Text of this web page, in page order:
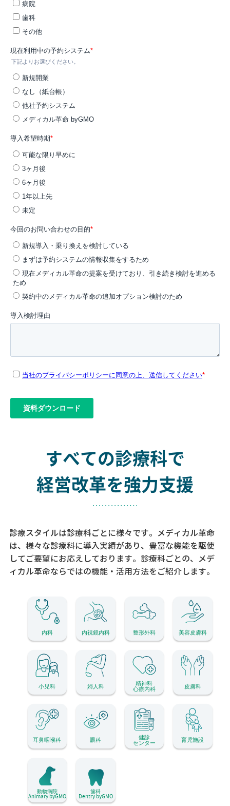
すべての診療科で
経営改革を強力支援
診療スタイルは診療科ごとに様々です。メディカル革命
は、様々な診療科に導入実績があり、 豊富な機能を駆使
してご要望にお応えしております。 診療科ごとの、メデ
ィカル革命ならではの機能・活用方法をご紹介します。
内科 内視鏡内科 整形外科 美容皮膚科
小児科 婦人科 精神科
心療内科 皮膚科
耳鼻咽喉科 眼科 健診
センター 育児施設
動物病院
Animary byGMO
歯科
Dentry byGMO